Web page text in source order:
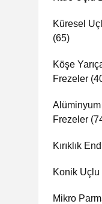
Küresel
(65)
Köşe
Frezeler
Frezeler
Kırıklık
Konik
Mikro